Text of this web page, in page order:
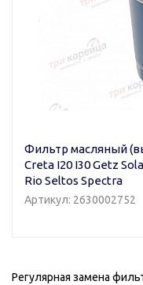
Фильтр масляный
Creta I20 I30 Getz
Rio Seltos Spectra
Артикул: 2630002752
Регулярная замена